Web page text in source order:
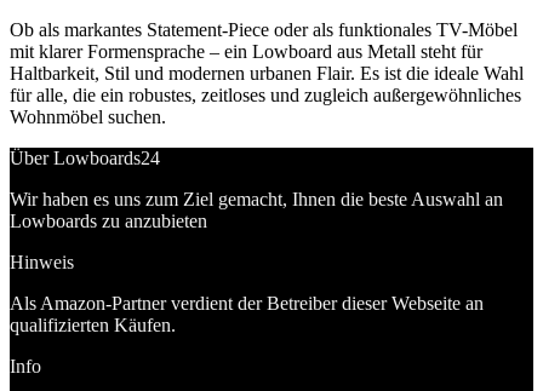
Ob als markantes Statement-Piece oder als funktionales TV-Möbel
mit klarer Formensprache – ein Lowboard aus Metall steht für
Haltbarkeit, Stil und modernen urbanen Flair. Es ist die ideale Wahl
für alle, die ein robustes, zeitloses und zugleich außergewöhnliches
Wohnmöbel suchen.
Über Lowboards24
Wir haben es uns zum Ziel gemacht, Ihnen die beste Auswahl an
Lowboards zu anzubieten
Hinweis
Als Amazon-Partner verdient der Betreiber dieser Webseite an
qualifizierten Käufen.
Info